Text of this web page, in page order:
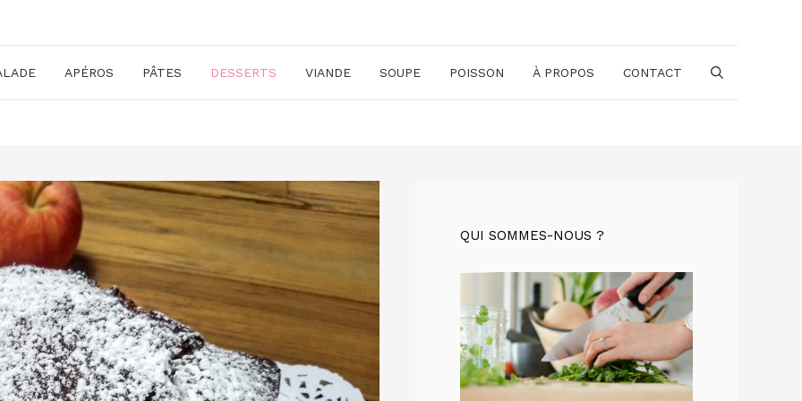
APÉROS PÂTES DESSERTS VIANDE SOUPE POISSON À PROPOS CONTACT
QUI SOMMES-NOUS ?